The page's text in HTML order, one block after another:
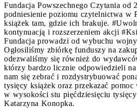
Fundacja Powszechnego Czytania od
podniesienie poziomu czytelnictwa w
książek tam, gdzie ich brakuje.
kontynuacją i rozszerzeniem akcji
Fundacja prowadzi od wybuchu
Ogłosiliśmy zbiórkę funduszy na
odezwaliśmy się również do
którzy bardzo licznie odpowiedzieli na
nam się zebrać i rozdystrybuować
tysięcy książek oraz przekazać
w wysokości stu pięćdziesięciu
Katarzyna Konopka.